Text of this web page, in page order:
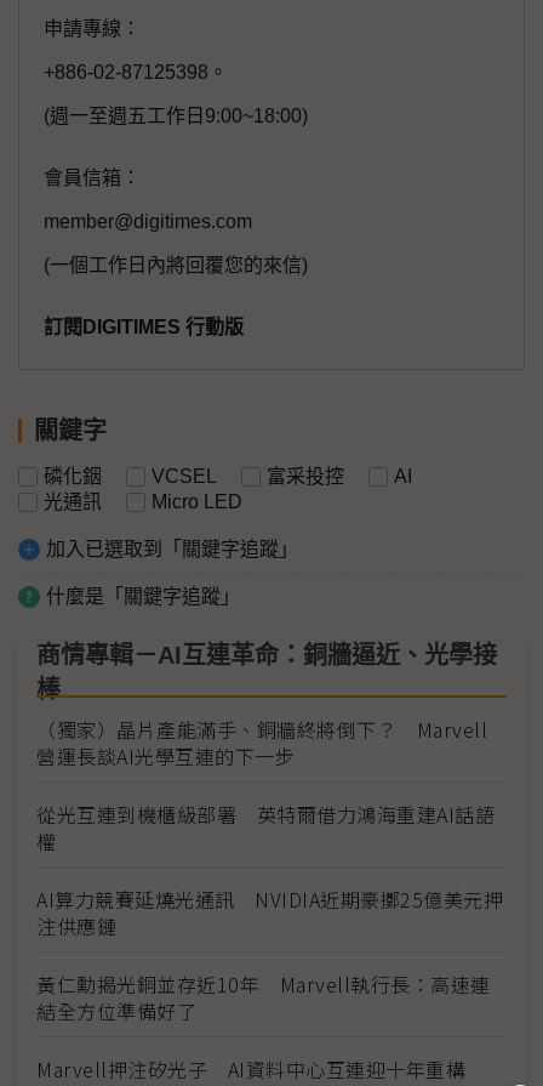
申請專線：
+886-02-87125398。
(週一至週五工作日9:00~18:00)
會員信箱：
member@digitimes.com
(一個工作日內將回覆您的來信)
訂閱DIGITIMES 行動版
關鍵字
磷化銦 VCSEL 富采投控
AI
光通訊
Micro LED
加入已選取到「關鍵字追蹤」
什麼是「關鍵字追蹤」
商情專輯－AI互連革命：銅牆逼近、光學接
棒
（獨家）晶片產能滿手、銅牆終將倒下？ Marvell
營運長談AI光學互連的下一步
從光互連到機櫃級部署 英特爾借力鴻海重建AI話語
權
AI算力競賽延燒光通訊 NVIDIA近期豪擲25億美元押
注供應鏈
黃仁勳揭光銅並存近10年 Marvell執行長：高速連
結全方位準備好了
Marvell押注矽光子 AI資料中心互連迎十年重構